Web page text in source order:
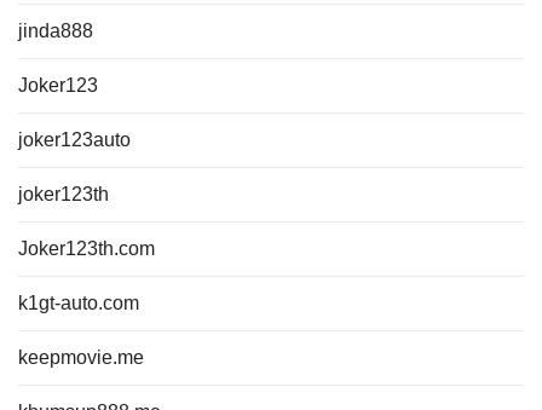
jinda888
Joker123
joker123auto
joker123th
Joker123th.com
k1gt-auto.com
keepmovie.me